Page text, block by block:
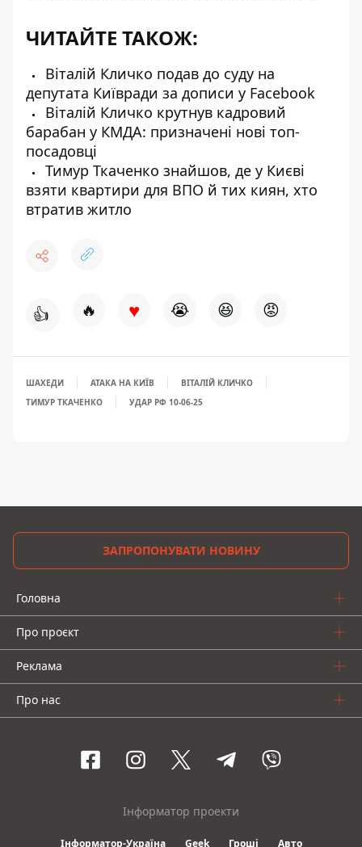
ЧИТАЙТЕ ТАКОЖ:
Віталій Кличко подав до суду на
депутата Київради за дописи у Facebook
Віталій Кличко крутнув кадровий
барабан у КМДА: призначені нові топ-
посадовці
Тимур Ткаченко знайшов, де у Києві
взяти квартири для ВПО й тих киян, хто
втратив житло
👍 🔥 ♥ 😭 😆 😡
ШАХЕДИ АТАКА НА КИЇВ
ВІТАЛІЙ КЛИЧКО
ТИМУР ТКАЧЕНКО
УДАР РФ 10-06-25
ЗАПРОПОНУВАТИ НОВИНУ
Головна
Про проєкт
Реклама
Про нас
Інформатор проекти
Інформатор-Україна Geek Гроші Авто